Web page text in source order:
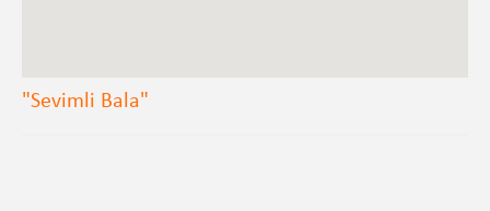
"Sevimli Bala"